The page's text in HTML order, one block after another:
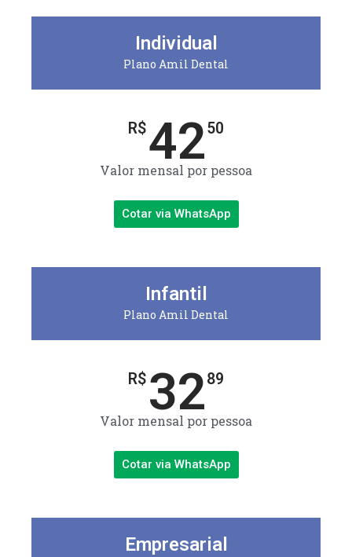
Individual
Plano Amil Dental
R$4250
Valor mensal por pessoa
Cotar via WhatsApp
Infantil
Plano Amil Dental
R$ 3289
Valor mensal por pessoa
Cotar via WhatsApp
Empresarial